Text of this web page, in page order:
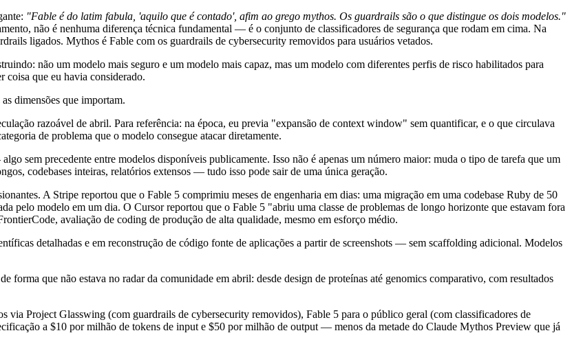
"Fable é do latim fabula, 'aquilo que é contado', afim ao grego mythos. Os guardrails são o que distingue os dois modelos."
não é nenhuma diferença técnica fundamental — é o conjunto de classificadores de segurança que rodam em cima. Na
ligados. Mythos é Fable com os guardrails de cybersecurity removidos para usuários vetados.
não um modelo mais seguro e um modelo mais capaz, mas um modelo com diferentes perfis de risco habilitados para
coisa que eu havia considerado.
dimensões que importam.
razoável de abril. Para referência: na época, eu previa "expansão de context window" sem quantificar, e o que circulava
de problema que o modelo consegue atacar diretamente.
sem precedente entre modelos disponíveis publicamente. Isso não é apenas um número maior: muda o tipo de tarefa que um
codebases inteiras, relatórios extensos — tudo isso pode sair de uma única geração.
A Stripe reportou que o Fable 5 comprimiu meses de engenharia em dias: uma migração em uma codebase Ruby de 50
pelo modelo em um dia. O Cursor reportou que o Fable 5 "abriu uma classe de problemas de longo horizonte que estavam fora
avaliação de coding de produção de alta qualidade, mesmo em esforço médio.
detalhadas e em reconstrução de código fonte de aplicações a partir de screenshots — sem scaffolding adicional. Modelos
forma que não estava no radar da comunidade em abril: desde design de proteínas até genomics comparativo, com resultados
via Project Glasswing (com guardrails de cybersecurity removidos), Fable 5 para o público geral (com classificadores de
a $10 por milhão de tokens de input e $50 por milhão de output — menos da metade do Claude Mythos Preview que já